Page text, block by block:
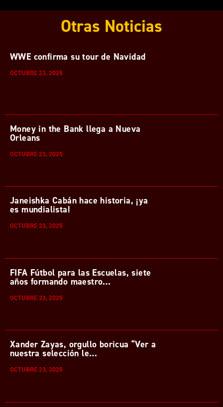
Otras Noticias
WWE confirma su tour de Navidad
OCTUBRE 23, 2025
Money in the Bank llega a Nueva
Orleans
OCTUBRE 23, 2025
Janeishka Cabán hace historia, ¡ya
es mundialista!
OCTUBRE 23, 2025
FIFA Fútbol para las Escuelas, siete
años formando maestro…
OCTUBRE 23, 2025
Xander Zayas, orgullo boricua “Ver a
nuestra selección le…
OCTUBRE 23, 2025